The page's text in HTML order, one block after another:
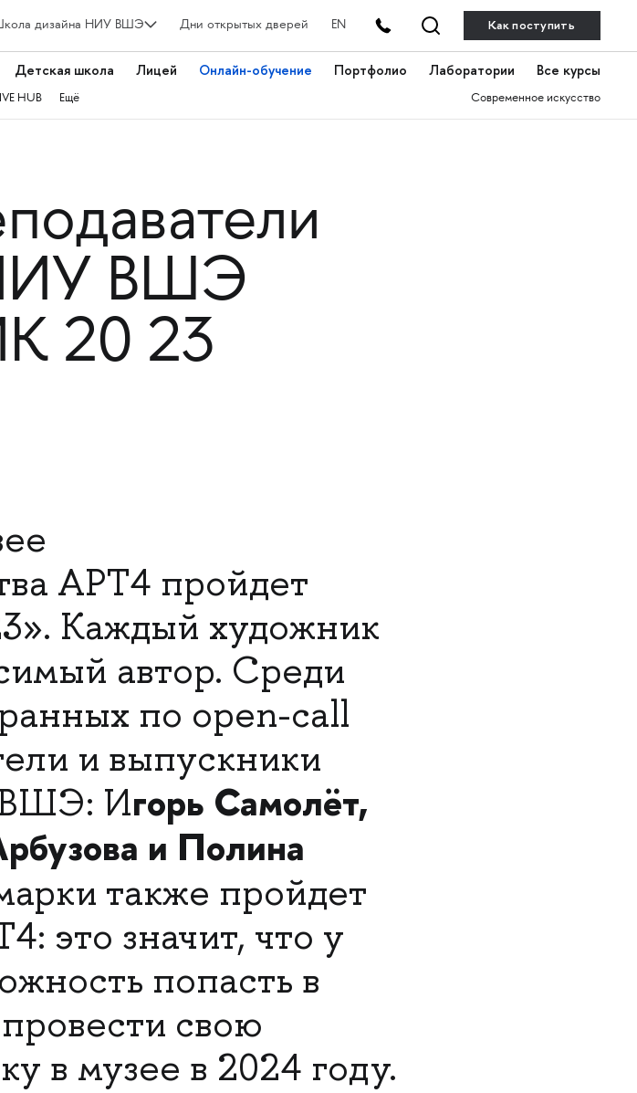
дизайна НИУ ВШЭ Дни открытых дверей EN Как поступить
Детская школа Лицей Онлайн-обучение Портфолио Лаборатории Все курсы
HUB Ещё Современное искусство
ВШЭ
20 23
АРТ4 пройдет
Каждый художник
автор. Среди
по open-call
и выпускники
Игорь Самолёт,
и Полина
также пройдет
это значит, что у
попасть в
свою
в музее в 2024 году.